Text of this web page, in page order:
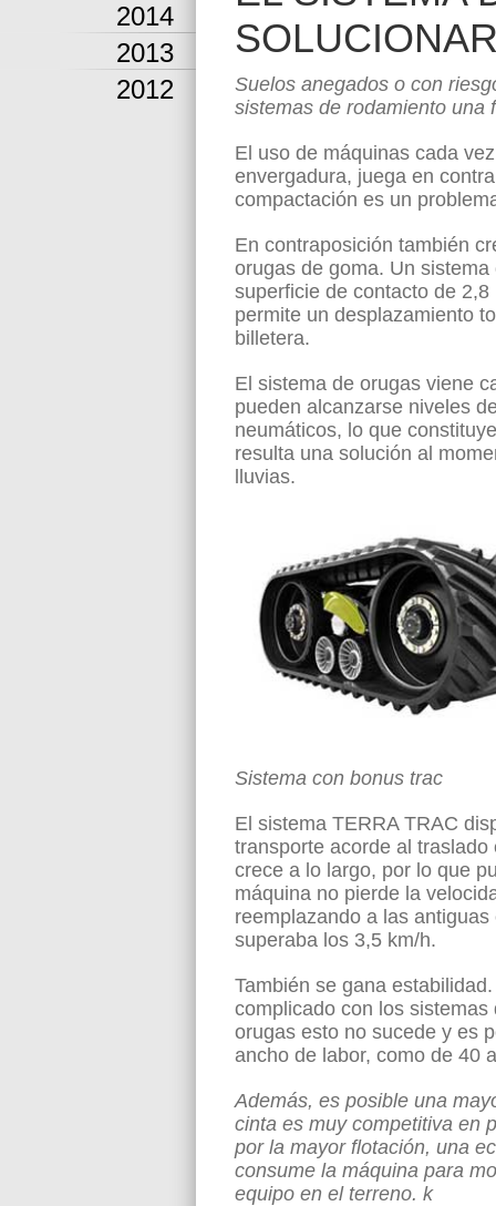
2014
2013
2012
Suelos anegados o con
sistemas de rodamiento una
El uso de máquinas cada
envergadura, juega en
compactación es un
En contraposición también
orugas de goma. Un
superficie de contacto de
permite un desplazamiento
billetera.
El sistema de orugas viene
pueden alcanzarse niveles
neumáticos, lo que
resulta una solución al
lluvias.
Sistema con bonus trac
El sistema TERRA TRAC
transporte acorde al
crece a lo largo, por lo que
máquina no pierde la
reemplazando a las
superaba los 3,5 km/h.
También se gana
complicado con los
orugas esto no sucede y es
ancho de labor, como de 40
Además, es posible una
cinta es muy competitiva en
por la mayor flotación, una
consume la máquina para
equipo en el terreno. k